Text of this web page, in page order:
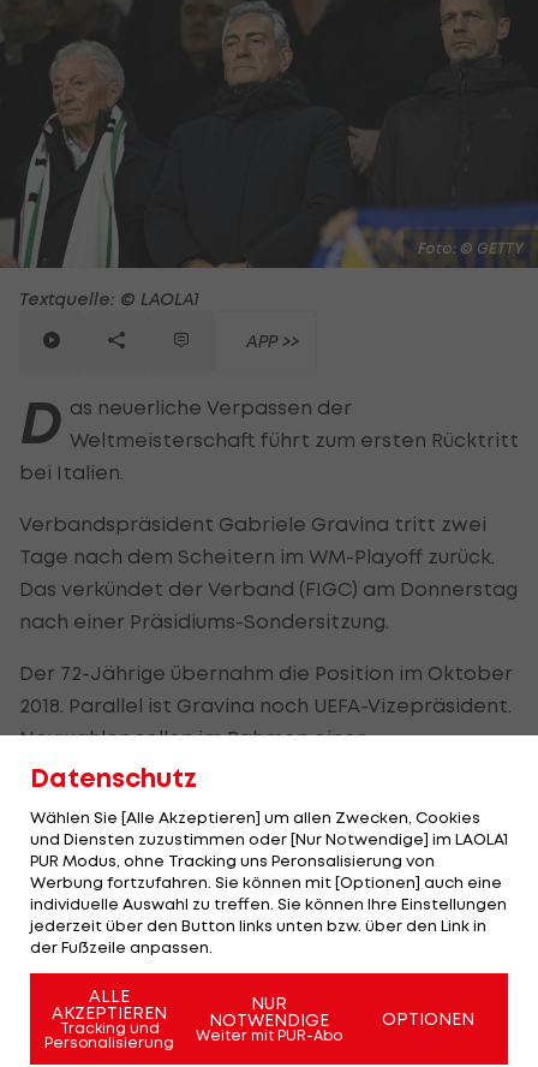
Foto: © GETTY
Textquelle: © LAOLA1
APP >>
D as neuerliche Verpassen der
Weltmeisterschaft führt zum ersten Rücktritt
bei Italien.
Verbandspräsident Gabriele Gravina tritt zwei
Tage nach dem Scheitern im WM-Playoff zurück.
Das verkündet der Verband (FIGC) am Donnerstag
nach einer Präsidiums-Sondersitzung.
Der 72-Jährige übernahm die Position im Oktober
2018. Parallel ist Gravina noch UEFA-Vizepräsident.
Neuwahlen sollen im Rahmen einer
außerordentlichen Versammlung am 22. Juni
Gattuso geht wohl nach
WM-Debakel - Holt
Italien Ex-Coach?
"Verdammtes Elend" –
Datenschutz
Wählen Sie [Alle Akzeptieren] um allen Zwecken, Cookies
und Diensten zuzustimmen oder [Nur Notwendige] im LAOLA1
PUR Modus, ohne Tracking uns Peronsalisierung von
Werbung fortzufahren. Sie können mit [Optionen] auch eine
individuelle Auswahl zu treffen. Sie können Ihre Einstellungen
jederzeit über den Button links unten bzw. über den Link in
der Fußzeile anpassen.
ALLE
AKZEPTIEREN
Tracking und
Personalisierung
NUR
NOTWENDIGE
Weiter mit PUR-Abo
OPTIONEN